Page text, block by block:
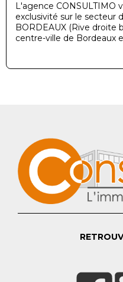
L'agence CONSULTIMO
exclusivité sur le secteur
BORDEAUX (Rive droite
centre-ville de Bordeaux